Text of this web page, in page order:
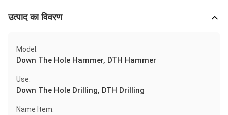
उत्पाद का विवरण
Model:
Down The Hole Hammer, DTH Hammer
Use:
Down The Hole Drilling, DTH Drilling
Name Item: